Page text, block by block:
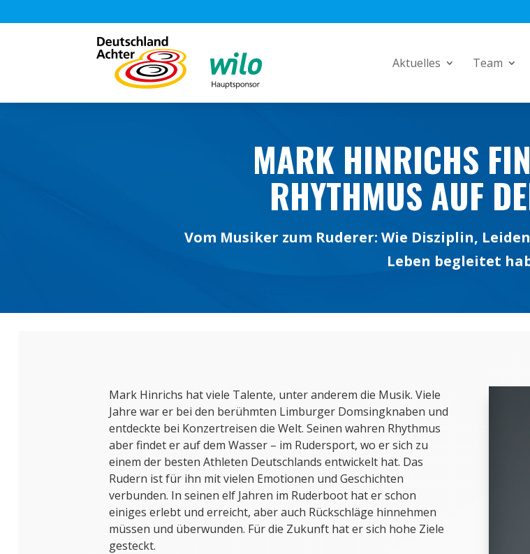
Aktuelles Team
MARK HINRICHS
RHYTHMUS AUF
Vom Musiker zum Ruderer: Wie Disziplin,
Leben begleitet
Mark Hinrichs hat viele Talente, unter anderem die Musik. Viele
Jahre war er bei den berühmten Limburger Domsingknaben und
entdeckte bei Konzertreisen die Welt. Seinen wahren Rhythmus
aber findet er auf dem Wasser – im Rudersport, wo er sich zu
einem der besten Athleten Deutschlands entwickelt hat. Das
Rudern ist für ihn mit vielen Emotionen und Geschichten
verbunden. In seinen elf Jahren im Ruderboot hat er schon
einiges erlebt und erreicht, aber auch Rückschläge hinnehmen
müssen und überwunden. Für die Zukunft hat er sich hohe Ziele
gesteckt.